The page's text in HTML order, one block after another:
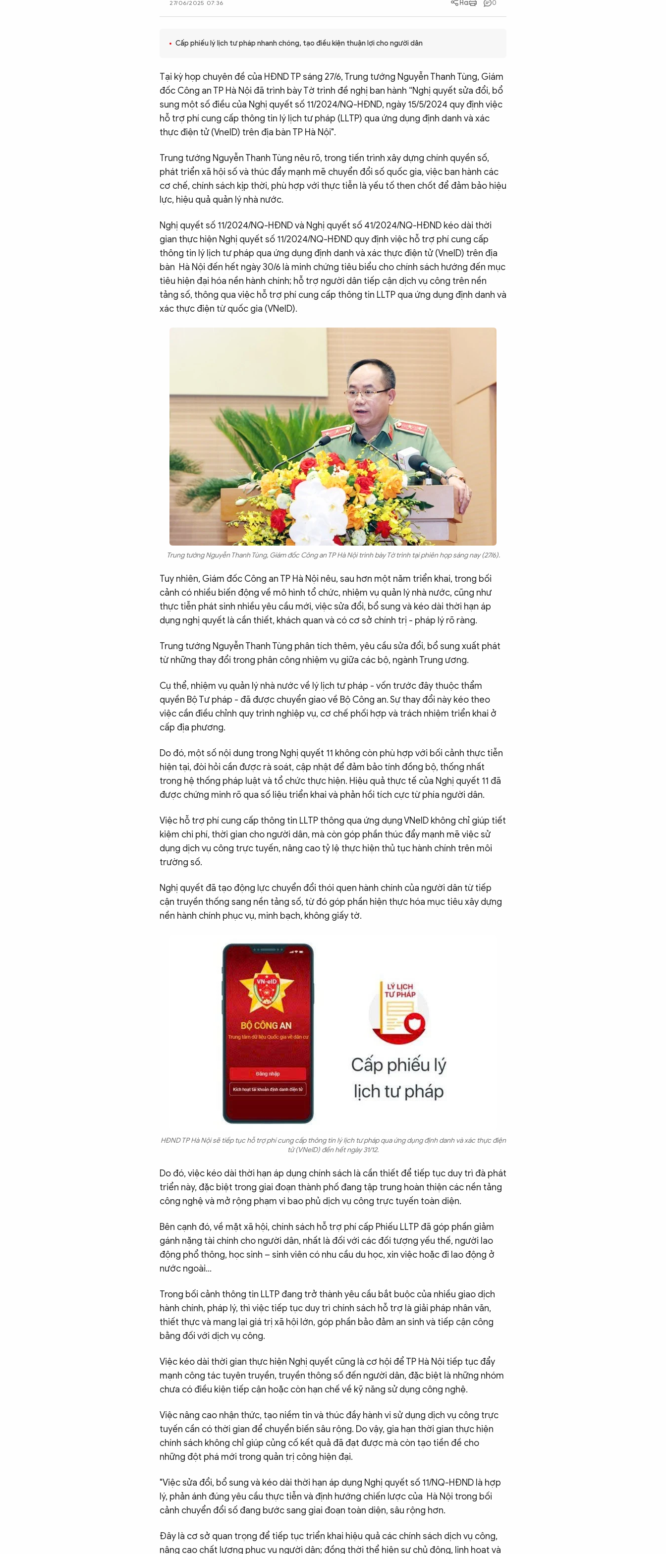
27/06/2025 07:36 0
Cấp phiếu lý lịch tư pháp nhanh chóng, tạo điều kiện thuận lợi cho người dân
Tại kỳ họp chuyên đề của HĐND TP sáng 27/6, Trung tướng Nguyễn Thanh Tùng, Giám
đốc Công an TP Hà Nội đã trình bày Tờ trình đề nghị ban hành “Nghị quyết sửa đổi, bổ
sung một số điều của Nghị quyết số 11/2024/NQ-HĐND, ngày 15/5/2024 quy định việc
hỗ trợ phí cung cấp thông tin lý lịch tư pháp (LLTP) qua ứng dụng định danh và xác
thực điện tử (VneID) trên địa bàn TP Hà Nội".
Trung tướng Nguyễn Thanh Tùng nêu rõ, trong tiến trình xây dựng chính quyền số,
phát triển xã hội số và thúc đẩy mạnh mẽ chuyển đổi số quốc gia, việc ban hành các
cơ chế, chính sách kịp thời, phù hợp với thực tiễn là yếu tố then chốt để đảm bảo hiệu
lực, hiệu quả quản lý nhà nước.
Nghị quyết số 11/2024/NQ-HĐND và Nghị quyết số 41/2024/NQ-HĐND kéo dài thời
gian thực hiện Nghị quyết số 11/2024/NQ-HĐND quy định việc hỗ trợ phí cung cấp
thông tin lý lịch tư pháp qua ứng dụng định danh và xác thực điện tử (VneID) trên địa
bàn Hà Nội đến hết ngày 30/6 là minh chứng tiêu biểu cho chính sách hướng đến mục
tiêu hiện đại hóa nền hành chính; hỗ trợ người dân tiếp cận dịch vụ công trên nền
tảng số, thông qua việc hỗ trợ phí cung cấp thông tin LLTP qua ứng dụng định danh và
xác thực điện từ quốc gia (VNeID).
Trung tướng Nguyễn Thanh Tùng, Giám đốc Công an TP Hà Nội trình bày Tờ trình tại phiên họp sáng nay (27/6).
Tuy nhiên, Giám đốc Công an TP Hà Nội nêu, sau hơn một năm triển khai, trong bối
cảnh có nhiều biến động về mô hình tổ chức, nhiệm vụ quản lý nhà nước, cũng như
thực tiễn phát sinh nhiều yêu cầu mới, việc sửa đổi, bổ sung và kéo dài thời hạn áp
dụng nghị quyết là cần thiết, khách quan và có cơ sở chính trị - pháp lý rõ ràng.
Trung tướng Nguyễn Thanh Tùng phân tích thêm, yêu cầu sửa đổi, bổ sung xuất phát
từ những thay đổi trong phân công nhiệm vụ giữa các bộ, ngành Trung ương.
Cụ thể, nhiệm vụ quản lý nhà nước về lý lịch tư pháp - vốn trước đây thuộc thẩm
quyền Bộ Tư pháp - đã được chuyển giao về Bộ Công an. Sự thay đổi này kéo theo
việc cần điều chỉnh quy trình nghiệp vụ, cơ chế phối hợp và trách nhiệm triển khai ở
cấp địa phương.
Do đó, một số nội dung trong Nghị quyết 11 không còn phù hợp với bối cảnh thực tiễn
hiện tại, đòi hỏi cần được rà soát, cập nhật để đảm bảo tính đồng bộ, thống nhất
trong hệ thống pháp luật và tổ chức thực hiện. Hiệu quả thực tế của Nghị quyết 11 đã
được chứng minh rõ qua số liệu triển khai và phản hồi tích cực từ phía người dân.
Việc hỗ trợ phí cung cấp thông tin LLTP thông qua ứng dụng VNeID không chỉ giúp tiết
kiệm chi phí, thời gian cho người dân, mà còn góp phần thúc đẩy mạnh mẽ việc sử
dụng dịch vụ công trực tuyến, nâng cao tỷ lệ thực hiện thủ tục hành chính trên môi
trường số.
Nghị quyết đã tạo động lực chuyển đổi thói quen hành chính của người dân từ tiếp
cận truyền thống sang nền tảng số, từ đó góp phần hiện thực hóa mục tiêu xây dựng
nền hành chính phục vụ, minh bạch, không giấy tờ.
HĐND TP Hà Nội sẽ tiếp tục hỗ trợ phí cung cấp thông tin lý lịch tư pháp qua ứng dụng định danh và xác thực điện
tử (VNeID) đến hết ngày 31/12.
Do đó, việc kéo dài thời hạn áp dụng chính sách là cần thiết để tiếp tục duy trì đà phát
triển này, đặc biệt trong giai đoạn thành phố đang tập trung hoàn thiện các nền tảng
công nghệ và mở rộng phạm vi bao phủ dịch vụ công trực tuyến toàn diện.
Bên cạnh đó, về mặt xã hội, chính sách hỗ trợ phí cấp Phiếu LLTP đã góp phần giảm
gánh nặng tài chính cho người dân, nhất là đối với các đối tượng yếu thế, người lao
động phổ thông, học sinh – sinh viên có nhu cầu du học, xin việc hoặc đi lao động ở
nước ngoài...
Trong bối cảnh thông tin LLTP đang trở thành yêu cầu bắt buộc của nhiều giao dịch
hành chính, pháp lý, thì việc tiếp tục duy trì chính sách hỗ trợ là giải pháp nhân văn,
thiết thực và mang lại giá trị xã hội lớn, góp phần bảo đảm an sinh và tiếp cận công
bằng đối với dịch vụ công.
Việc kéo dài thời gian thực hiện Nghị quyết cũng là cơ hội để TP Hà Nội tiếp tục đẩy
mạnh công tác tuyên truyền, truyền thông số đến người dân, đặc biệt là những nhóm
chưa có điều kiện tiếp cận hoặc còn hạn chế về kỹ năng sử dụng công nghệ.
Việc nâng cao nhận thức, tạo niềm tin và thúc đầy hành vi sử dụng dịch vụ công trực
tuyến cần có thời gian để chuyển biến sâu rộng. Do vậy, gia hạn thời gian thực hiện
chính sách không chỉ giúp củng cố kết quả đã đạt được mà còn tạo tiền đề cho
những đột phá mới trong quản trị công hiện đại.
"Việc sửa đổi, bổ sung và kéo dài thời hạn áp dụng Nghị quyết số 11/NQ-HĐND là hợp
lý, phản ánh đúng yêu cầu thực tiễn và định hướng chiến lược của Hà Nội trong bối
cảnh chuyển đổi số đang bước sang giai đoạn toàn diện, sâu rộng hơn.
Đây là cơ sở quan trọng để tiếp tục triển khai hiệu quả các chính sách dịch vụ công,
nâng cao chất lượng phục vụ người dân; đồng thời thể hiện sự chủ động, linh hoạt và